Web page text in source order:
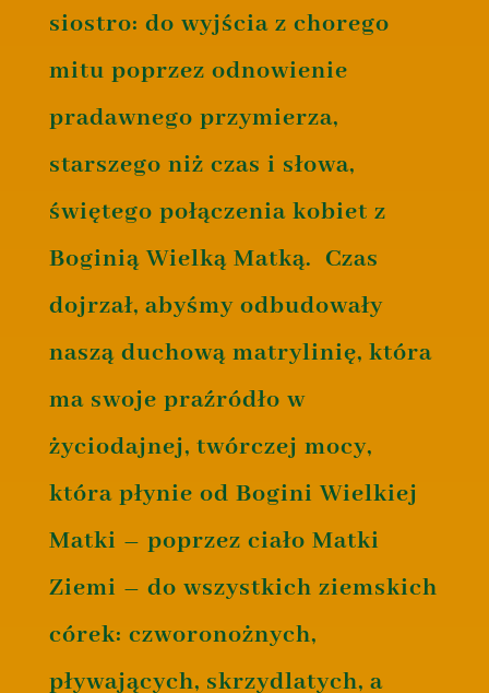
siostro: do wyjścia z chorego
mitu poprzez odnowienie
pradawnego przymierza,
starszego niż czas i słowa,
świętego połączenia kobiet z
Boginią Wielką Matką. Czas
dojrzał, abyśmy odbudowały
naszą duchową matrylinię, która
ma swoje praźródło w
życiodajnej, twórczej mocy,
która płynie od Bogini Wielkiej
Matki – poprzez ciało Matki
Ziemi – do wszystkich ziemskich
córek: czworonożnych,
pływających, skrzydlatych, a